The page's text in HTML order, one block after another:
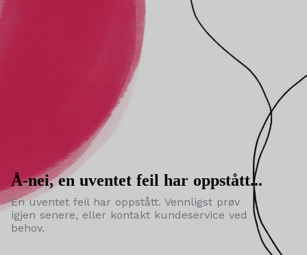
Å-nei, en uventet feil har oppstått...
En uventet feil har oppstått. Vennligst prøv
igjen senere, eller kontakt kundeservice ved
behov.